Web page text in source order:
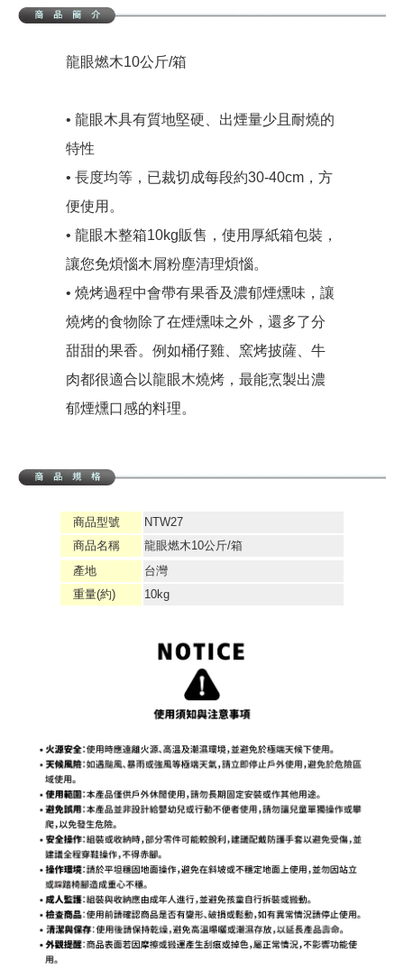
龍眼燃木10公斤/箱
• 龍眼木具有質地堅硬、出煙量少且耐燒的
特性
• 長度均等，已裁切成每段約30-40cm，方
便使用。
• 龍眼木整箱10kg販售，使用厚紙箱包裝，
讓您免煩惱木屑粉塵清理煩惱。
• 燒烤過程中會帶有果香及濃郁煙燻味，讓
燒烤的食物除了在煙燻味之外，還多了分
甜甜的果香。例如桶仔雞、窯烤披薩、牛
肉都很適合以龍眼木燒烤，最能烹製出濃
郁煙燻口感的料理。
商品型號
NTW27
商品名稱
龍眼燃木10公斤/箱
產地
台灣
重量(約)
10kg